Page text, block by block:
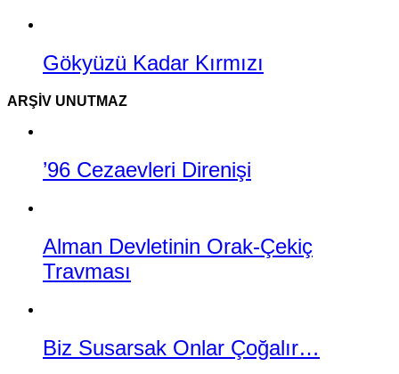
Gökyüzü Kadar Kırmızı
ARŞIV UNUTMAZ
’96 Cezaevleri Direnişi
Alman Devletinin Orak-Çekiç
Travması
Biz Susarsak Onlar Çoğalır…